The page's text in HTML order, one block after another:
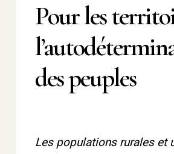
Pour les
des peuples
Les populations rurales et